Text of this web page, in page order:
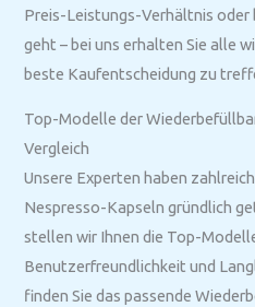
Preis-Leistungs-Verhältnis oder
geht – bei uns erhalten Sie alle
beste Kaufentscheidung zu
Top-Modelle der
Vergleich
Unsere Experten haben
Nespresso-Kapseln gründlich
stellen wir Ihnen die Top-
Benutzerfreundlichkeit und
finden Sie das passende